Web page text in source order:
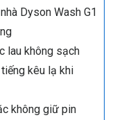
Dyson Wash G1
lau không sạch
kêu lạ khi
không giữ pin